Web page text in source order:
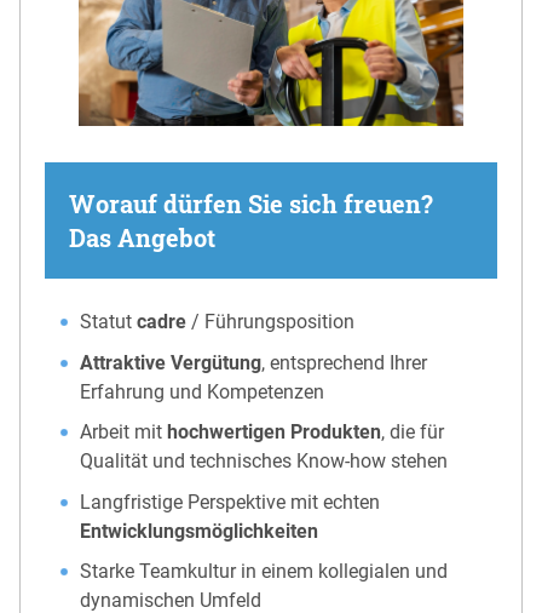
Worauf dürfen Sie sich freuen?
Das Angebot
Statutcadre / Führungsposition
Attraktive Vergütung, entsprechend Ihrer
Erfahrung und Kompetenzen
Arbeit mit hochwertigen Produkten, die für
Qualität und technisches Know-how stehen
Langfristige Perspektive mit echten
Entwicklungsmöglichkeiten
Starke Teamkultur in einem kollegialen und
dynamischen Umfeld